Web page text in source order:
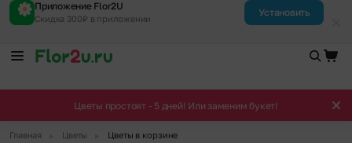
Приложение Flor2U
Скидка 300₽ в приложении
Установить
Цветы простоят - 5 дней! Или заменим букет!
Главная Цветы Цветы в корзине